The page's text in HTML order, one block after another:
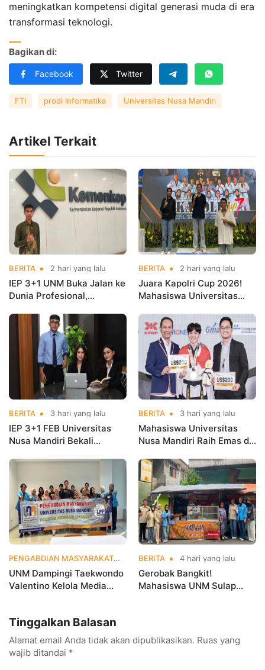
meningkatkan kompetensi digital generasi muda di era
transformasi teknologi.
Bagikan di:
Facebook Twitter
FTI prodi Informatika Universitas Nusa Mandiri
Artikel Terkait
BERITA 2 hari yang lalu
IEP 3+1 UNM Buka Jalan ke
Dunia Profesional,
Kementerian Koperasi
BERITA 2 hari yang lalu
Juara Kapolri Cup 2026!
Mahasiswa Universitas
Nama Kampus di Kejurnas
Taekwondo
BERITA 3 hari yang lalu
IEP 3+1 FEB Universitas
Nusa Mandiri Bekali
Kerja Sebelum Lulus
BERITA 3 hari yang lalu
Mahasiswa Universitas
Nusa Mandiri Raih Emas di
Indonesia Open
Championships 2026
PENGABDIAN MASYARAKAT 4 hari yang lalu
UNM Dampingi Taekwondo
Valentino Kelola Media
BERITA 4 hari yang lalu
Gerobak Bangkit!
Mahasiswa UNM Sulap
Tinggalkan Balasan
Alamat email Anda tidak akan dipublikasikan. Ruas yang
wajib ditandai *